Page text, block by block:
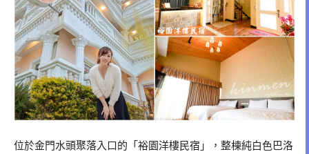
位於金門水頭聚落入口的「裕園洋樓民宿」，整棟純白色巴洛